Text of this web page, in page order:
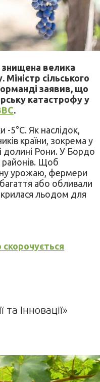
знищена велика
сільського
заявив, що
катастрофу у
.
5°C. Як наслідок,
країни, зокрема у
долині Рони. У Бордо
Щоб
урожаю, фермери
або обливали
льодом для
скорочується
Інновації»